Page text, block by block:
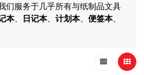
们服务于几乎所有与纸制品文具
本、 日记本、 计划本、 便签本、